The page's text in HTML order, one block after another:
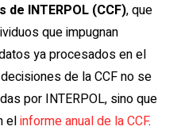
INTERPOL (CCF), que
que impugnan
ya procesados en el
de la CCF no se
por INTERPOL, sino que
elinforme anual de la CCF.